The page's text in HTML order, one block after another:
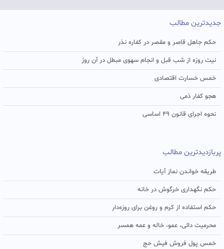
جدیدترین مطالب
حکم جاهل قاصر و مقصر در کفاره نذر
نیت روزه از شب قبل و انجام سهوی مبطل در آن روز
خمس خسارت اقتصادی
هجو کفار ذمی
نحوه اجرای قانون ۴۹ اساسی
پربازدیدترین مطالب
طریقه خواندن نماز آیات
حکم نگهداری خرگوش در خانه
حکم استفاده از کرم و روغن برای روزه‌دار
محرمیت دائی، عمو، خاله و عمه همسر
خمس پول فروش فیش حج